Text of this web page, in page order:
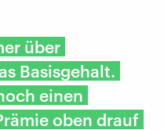
über
Basisgehalt.
einen
oben drauf